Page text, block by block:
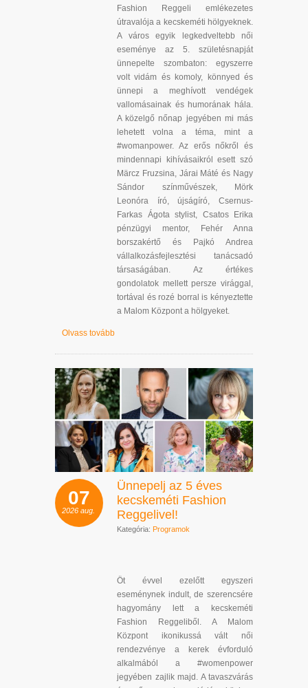
Fashion Reggeli emlékezetes
útravalója a kecskeméti hölgyeknek.
A város egyik legkedveltebb női
eseménye az 5. születésnapját
ünnepelte szombaton: egyszerre
volt vidám és komoly, könnyed és
ünnepi a meghívott vendégek
vallomásainak és humorának hála.
A közelgő nőnap jegyében mi más
lehetett volna a téma, mint a
#womanpower. Az erős nőkről és
mindennapi kihívásaikról esett szó
Märcz Fruzsina, Járai Máté és Nagy
Sándor színművészek, Mörk
Leonóra író, újságíró, Csernus-
Farkas Ágota stylist, Csatos Erika
pénzügyi mentor, Fehér Anna
borszakértő és Pajkó Andrea
vállalkozásfejlesztési tanácsadó
társaságában. Az értékes
gondolatok mellett persze virággal,
tortával és rozé borral is kényeztette
a Malom Központ a hölgyeket.
Olvass tovább
07
2026 aug.
Ünnepelj az 5 éves
kecskeméti Fashion
Reggelivel!
Kategória: Programok
Öt évvel ezelőtt egyszeri
eseménynek indult, de szerencsére
hagyomány lett a kecskeméti
Fashion Reggeliből. A Malom
Központ ikonikussá vált női
rendezvénye a kerek évforduló
alkalmából a #womenpower
jegyében zajlik majd. A tavaszvárás